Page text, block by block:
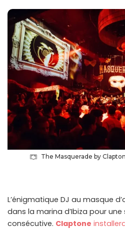
The Masquerade by
L’énigmatique DJ au masque
dans la marina d’Ibiza pour
consécutive. Claptone